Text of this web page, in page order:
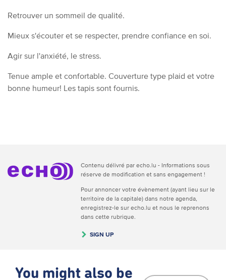
Retrouver un sommeil de qualité.
Mieux s'écouter et se respecter, prendre confiance en soi.
Agir sur l'anxiété, le stress.
Tenue ample et confortable. Couverture type plaid et votre
bonne humeur! Les tapis sont fournis.
Contenu délivré par echo.lu - Informations sous
réserve de modification et sans engagement !
Pour annoncer votre évènement (ayant lieu sur le
territoire de la capitale) dans notre agenda,
enregistrez-le sur echo.lu et nous le reprenons
dans cette rubrique.
SIGN UP
You might also be